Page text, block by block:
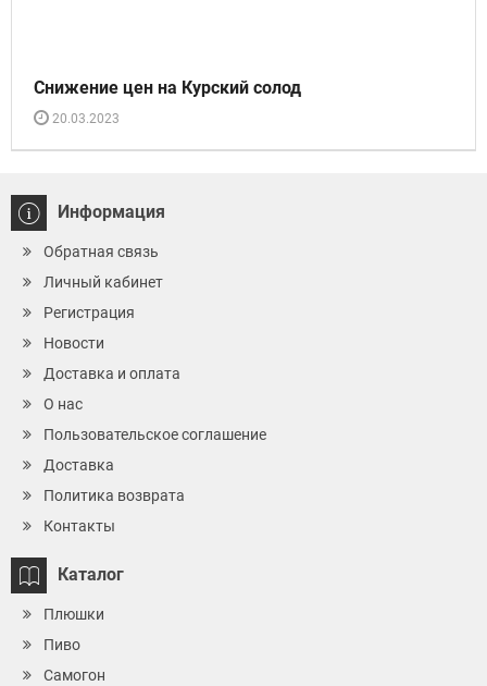
Снижение цен на Курский солод
20.03.2023
Информация
Обратная связь
Личный кабинет
Регистрация
Новости
Доставка и оплата
О нас
Пользовательское соглашение
Доставка
Политика возврата
Контакты
Каталог
Плюшки
Пиво
Самогон